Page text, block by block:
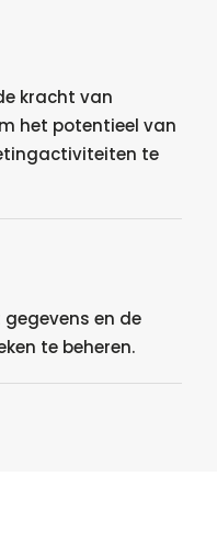
kracht van
het potentieel van
te
en de
te beheren.